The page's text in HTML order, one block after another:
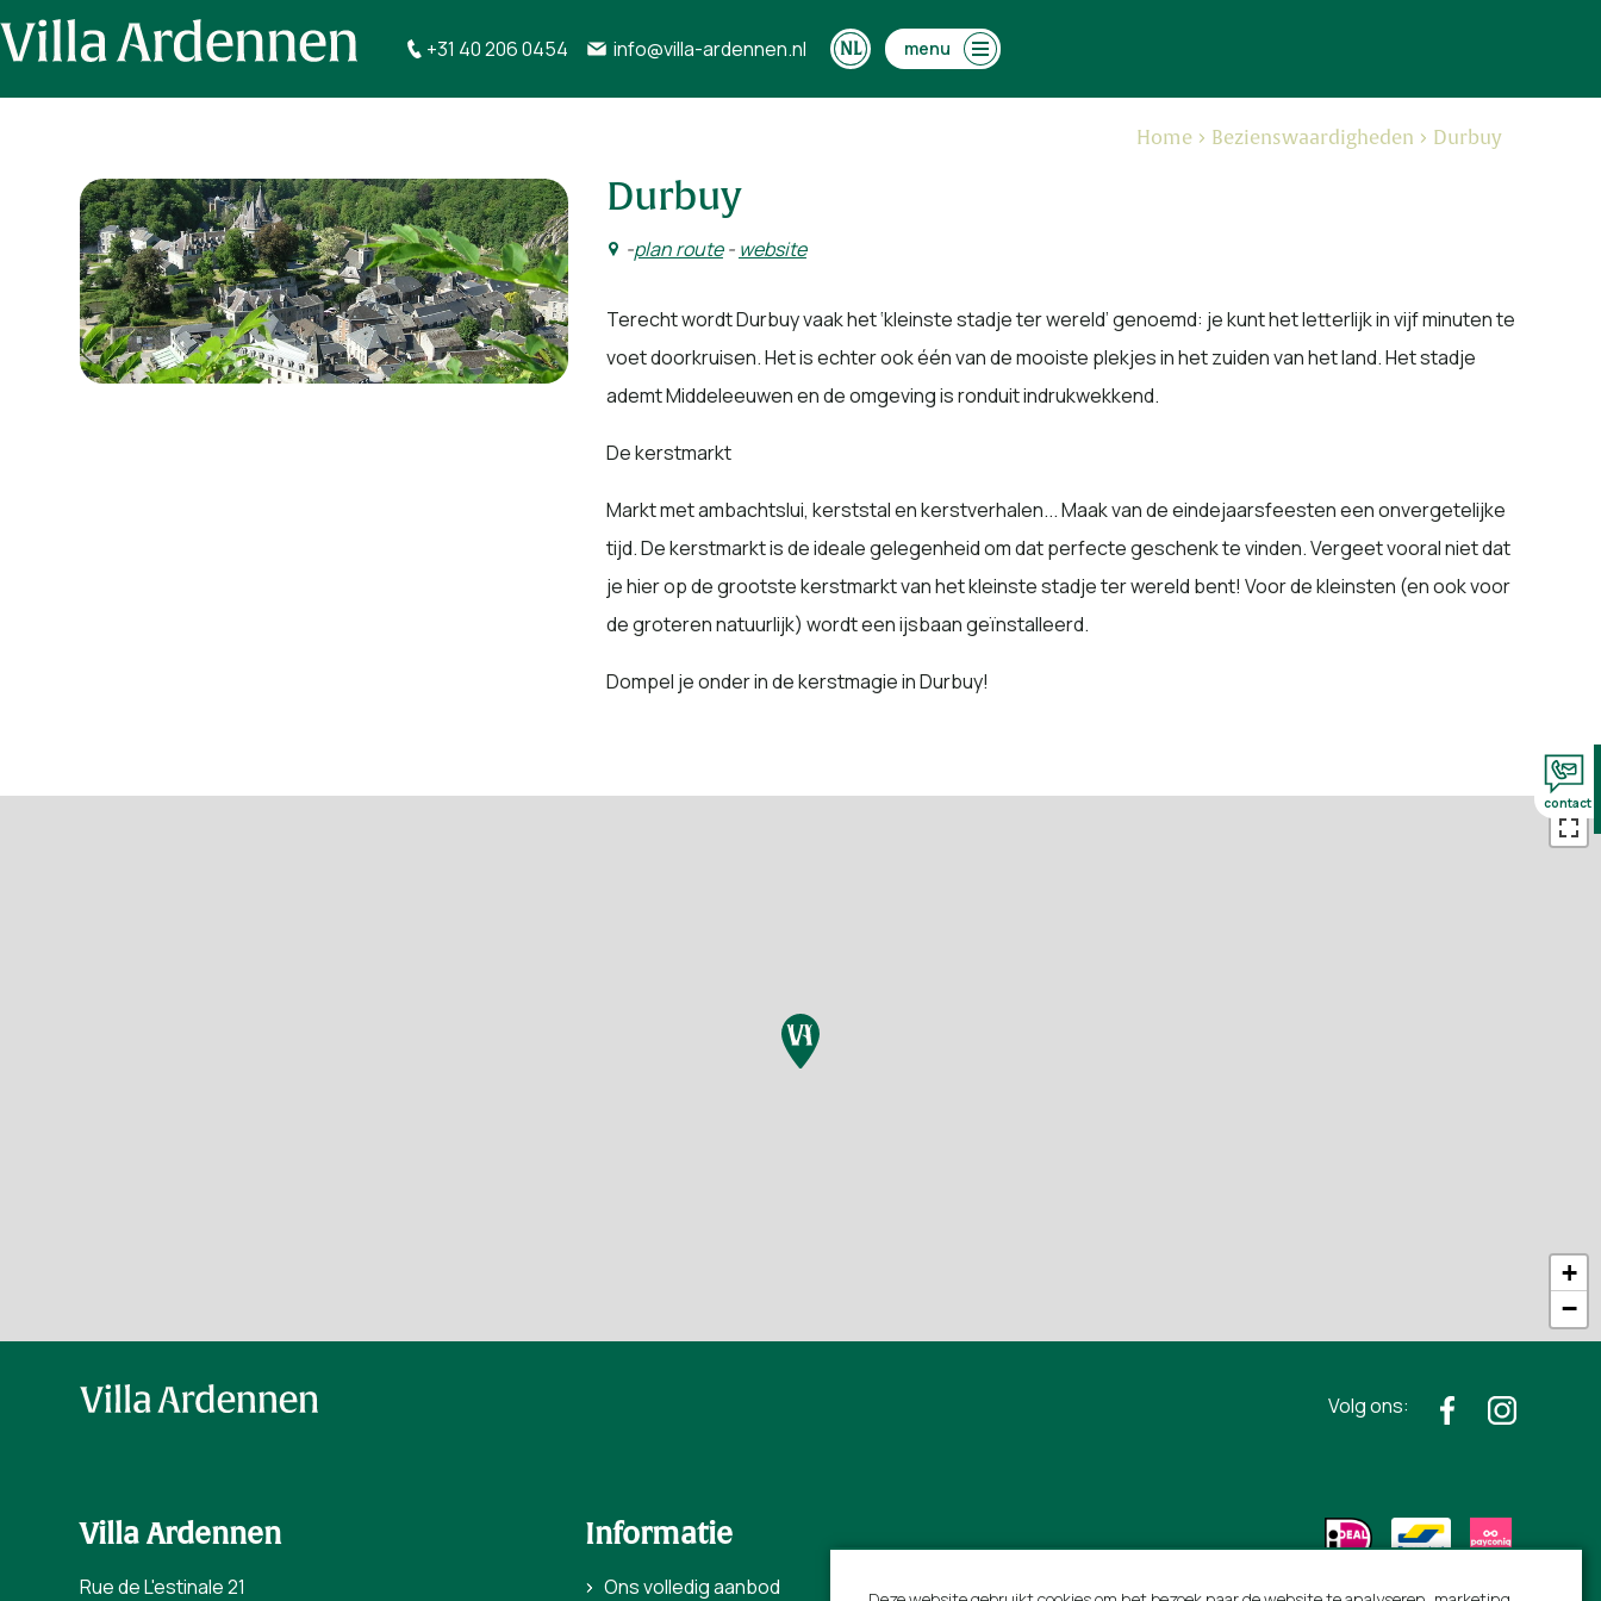
+31 40 206 0454 info@villa-ardennen.nl menu
Home Bezienswaardigheden Durbuy
Durbuy
-plan route - website
Terecht wordt Durbuy vaak het ‘kleinste stadje ter wereld’ genoemd: je kunt het letterlijk in vijf minuten te
voet doorkruisen. Het is echter ook één van de mooiste plekjes in het zuiden van het land. Het stadje
ademt Middeleeuwen en de omgeving is ronduit indrukwekkend.
De kerstmarkt
Markt met ambachtslui, kerststal en kerstverhalen... Maak van de eindejaarsfeesten een onvergetelijke
tijd. De kerstmarkt is de ideale gelegenheid om dat perfecte geschenk te vinden. Vergeet vooral niet dat
je hier op de grootste kerstmarkt van het kleinste stadje ter wereld bent! Voor de kleinsten (en ook voor
de groteren natuurlijk) wordt een ijsbaan geïnstalleerd.
Dompel je onder in de kerstmagie in Durbuy!
+
−
Volg ons:
Villa Ardennen
Rue de L'estinale 21
Informatie
Ons volledig aanbod
contact